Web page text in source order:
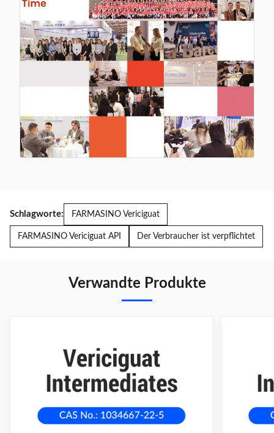
Schlagworte: FARMASINO Vericiguat
FARMASINO Vericiguat API Der Verbraucher ist verpflichtet
Verwandte Produkte